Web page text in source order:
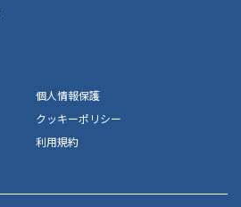
個人情報保護
クッキーポリシー
利用規約